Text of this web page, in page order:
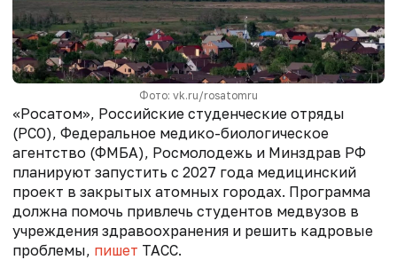
Фото: vk.ru/rosatomru
«Росатом», Российские студенческие отряды
(РСО), Федеральное медико-биологическое
агентство (ФМБА), Росмолодежь и Минздрав РФ
планируют запустить с 2027 года медицинский
проект в закрытых атомных городах. Программа
должна помочь привлечь студентов медвузов в
учреждения здравоохранения и решить кадровые
проблемы, пишет ТАСС.